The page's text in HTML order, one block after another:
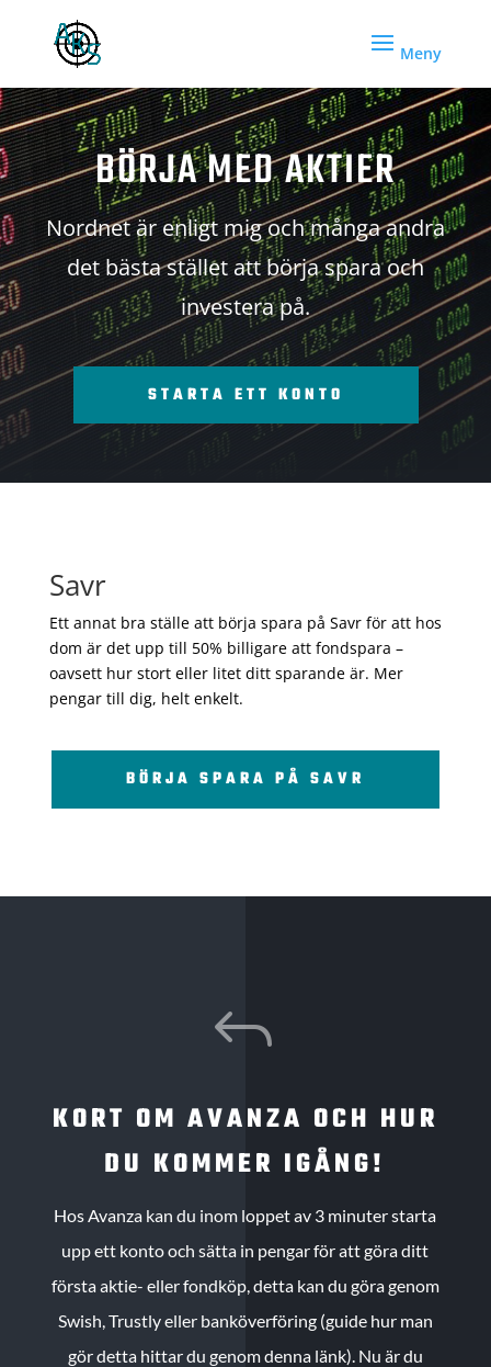
BÖRJA MED AKTIER
Nordnet är enligt mig och många andra
det bästa stället att börja spara och
investera på.
STARTA ETT KONTO
Savr
Ett annat bra ställe att börja spara på Savr för att hos
dom är det upp till 50% billigare att fondspara –
oavsett hur stort eller litet ditt sparande är. Mer
pengar till dig, helt enkelt.
BÖRJA SPARA PÅ SAVR
J
KORT OM AVANZA OCH HUR
DU KOMMER IGÅNG!
Hos Avanza kan du inom loppet av 3 minuter starta
upp ett konto och sätta in pengar för att göra ditt
första aktie- eller fondköp, detta kan du göra genom
Swish, Trustly eller banköverföring (guide hur man
gör detta hittar du genom denna länk). Nu är du